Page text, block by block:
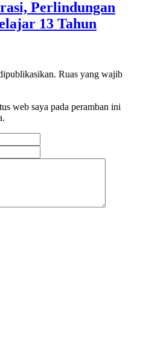
Perlindungan
13 Tahun
Ruas yang wajib
web saya pada peramban ini